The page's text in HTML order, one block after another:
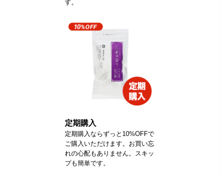
す。
定期購入
定期購入ならずっと10%OFFで
ご購入いただけます。お買い忘
れの心配もありません。スキッ
プも簡単です。